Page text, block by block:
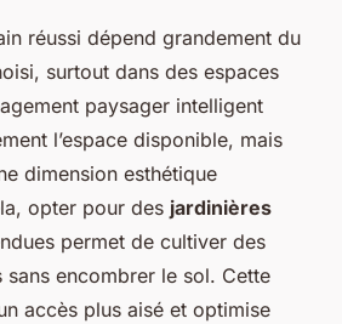
réussi dépend grandement du
surtout dans des espaces
paysager intelligent
l’espace disponible, mais
dimension esthétique
opter pour des jardinières
permet de cultiver des
sans encombrer le sol. Cette
accès plus aisé et optimise